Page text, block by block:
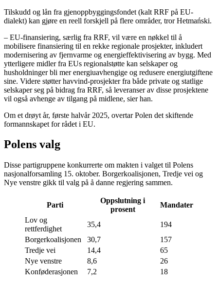
Tilskudd og lån fra gjenoppbyggingsfondet (kalt RRF på EU-
dialekt) kan gjøre en reell forskjell på flere områder, tror Hetmański.
– EU-finansiering, særlig fra RRF, vil være en nøkkel til å
mobilisere finansiering til en rekke regionale prosjekter, inkludert
modernisering av fjernvarme og energieffektivisering av bygg. Med
ytterligere midler fra EUs regionalstøtte kan selskaper og
husholdninger bli mer energiuavhengige og redusere energiutgiftene
sine. Videre støtter havvind-prosjekter fra både private og statlige
selskaper seg på bidrag fra RRF, så leveranser av disse prosjektene
vil også avhenge av tilgang på midlene, sier han.
Om et drøyt år, første halvår 2025, overtar Polen det skiftende
formannskapet for rådet i EU.
Polens valg
Disse partigruppene konkurrerte om makten i valget til Polens
nasjonalforsamling 15. oktober. Borgerkoalisjonen, Tredje vei og
Nye venstre gikk til valg på å danne regjering sammen.
Parti
Oppslutning i
prosent
Mandater
Lov og
rettferdighet
35,4
194
Borgerkoalisjonen
30,7
157
Tredje vei
14,4
65
Nye venstre
8,6
26
Konføderasjonen
7,2 18